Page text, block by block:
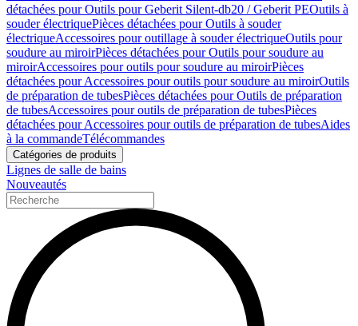
détachées pour Outils pour Geberit Silent-db20 / Geberit PEOutils à
souder électriquePièces détachées pour Outils à souder
électriqueAccessoires pour outillage à souder électriqueOutils pour
soudure au miroirPièces détachées pour Outils pour soudure au
miroirAccessoires pour outils pour soudure au miroirPièces
détachées pour Accessoires pour outils pour soudure au miroirOutils
de préparation de tubesPièces détachées pour Outils de préparation
de tubesAccessoires pour outils de préparation de tubesPièces
détachées pour Accessoires pour outils de préparation de tubesAides
à la commandeTélécommandes
Catégories de produits
Lignes de salle de bains
Nouveautés